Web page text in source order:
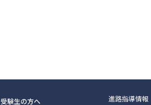
受験生の方へ
進路指導情報